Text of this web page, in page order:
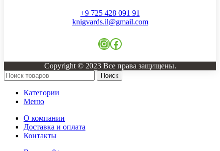
+9 725 428 091 91
knigvards.il@gmail.com
Copyright © 2023 Все права защищены.
Поиск
Категории
Меню
О компании
Доставка и оплата
Контакты